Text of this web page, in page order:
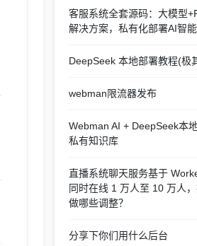
客服系统全套源码：大模型
解决方案，私有化部署AI智
DeepSeek 本地部署教程(极
webman限流器发布
Webman AI + DeepSeek本
私有知识库
直播系统聊天服务基于
同时在线 1 万人至 10 万人
做哪些调整？
分享下你们用什么后台